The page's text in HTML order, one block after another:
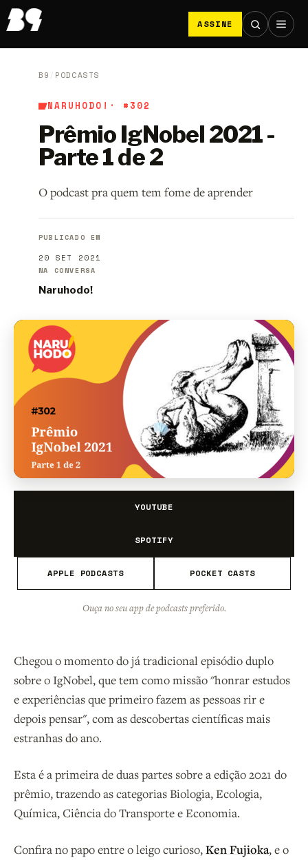
ASSINE
B9 / PODCASTS
NARUHODO! · #302
Prêmio IgNobel 2021 -
Parte 1 de 2
O podcast pra quem tem fome de aprender
PUBLICADO EM
20 SET 2021
NA CONVERSA
Naruhodo!
YOUTUBE
SPOTIFY
APPLE PODCASTS POCKET CASTS
Ouça no seu app de podcasts preferido.
Chegou o momento do já tradicional episódio duplo
sobre o IgNobel, que tem como missão "honrar estudos
e experiências que primeiro fazem as pessoas rir e
depois pensar", com as descobertas científicas mais
estranhas do ano.
Esta é a primeira de duas partes sobre a edição 2021 do
prêmio, trazendo as categorias Biologia, Ecologia,
Química, Ciência do Transporte e Economia.
Confira no papo entre o leigo curioso,Ken Fujioka, e o